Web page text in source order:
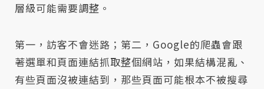
層級可能需要調整。
第一，訪客不會迷路；第二，Google的爬蟲會跟
著選單和頁面連結抓取整個網站，如果結構混亂、
有些頁面沒被連結到，那些頁面可能根本不被搜尋